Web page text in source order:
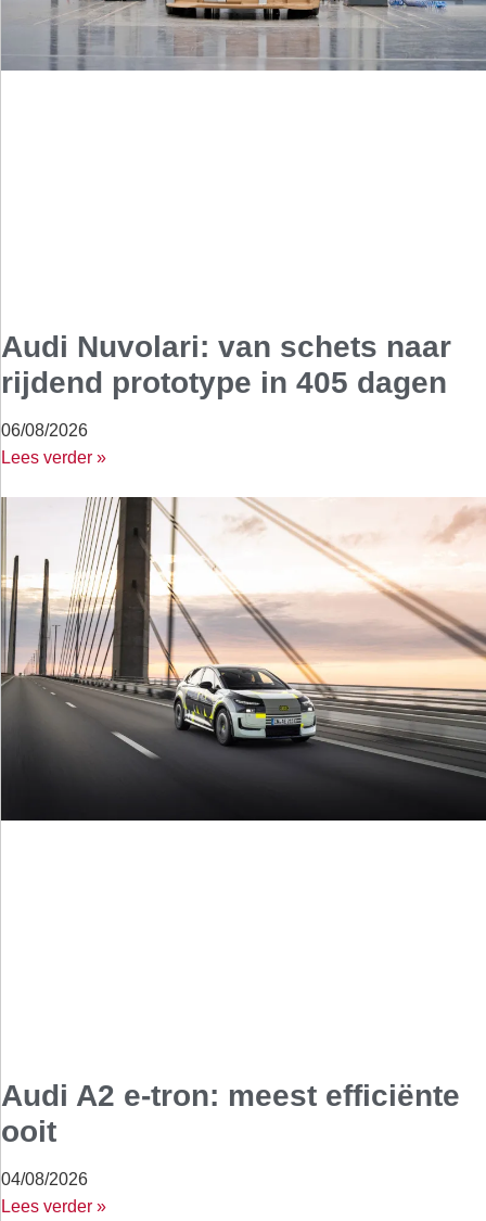
Audi Nuvolari: van schets naar
rijdend prototype in 405 dagen
06/08/2026
Lees verder »
Audi A2 e-tron: meest efficiënte
ooit
04/08/2026
Lees verder »